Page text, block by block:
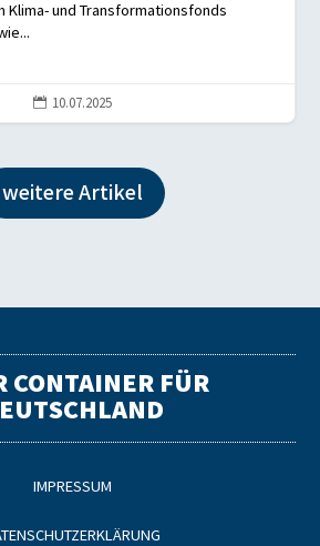
Klima- und Transformationsfonds
 10.07.2025
weitere Artikel
CONTAINER FÜR
IMPRESSUM